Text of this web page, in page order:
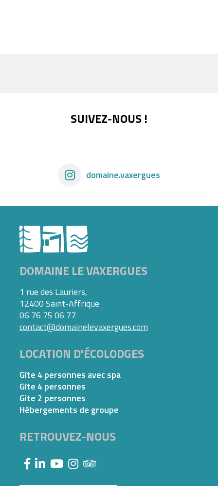
SUIVEZ-NOUS !
domaine.vaxergues
DOMAINE LE VAXERGUES
1 rue des Lauriers,
12400 Saint-Affrique
06 76 75 06 77
contact@domainelevaxergues.com
LOCATION D'ÉCOLODGES
Gîte 4 personnes avec spa
Gîte 4 personnes
Gîte 2 personnes
Hébergements de groupe
RETROUVEZ-NOUS